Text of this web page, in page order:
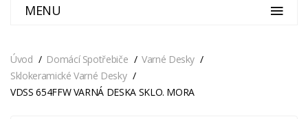
MENU
Úvod Domácí Spotřebiče
Varné Desky
Sklokeramické Varné Desky
VDSS 654FFW VARNÁ DESKA SKLO. MORA